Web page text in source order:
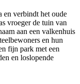
en verbindt het oude
vroeger de tuin van
aan een valkenhuis
en hun
fijn park met een
en loslopende